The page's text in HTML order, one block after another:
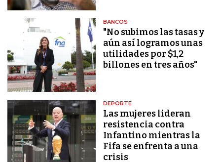
BANCOS
"No subimos las tasas y
aún así logramos unas
utilidades por $1,2
billones en tres años"
DEPORTE
Las mujeres lideran
resistencia contra
Infantino mientras la
Fifa se enfrenta a una
crisis